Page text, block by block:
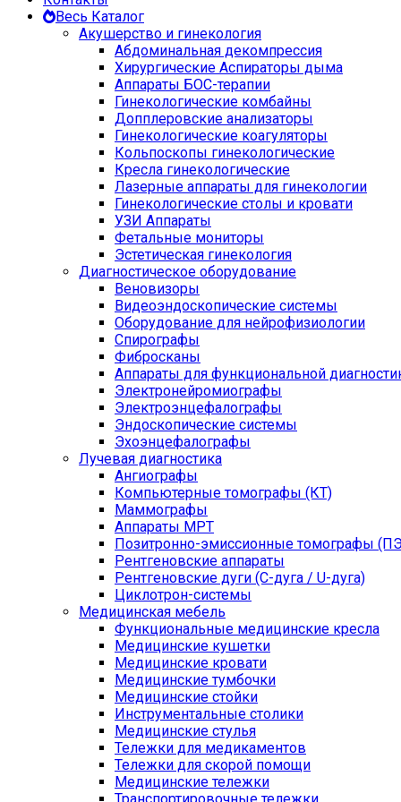
Весь Каталог
Акушерство и гинекология
Абдоминальная декомпрессия
Хирургические Аспираторы дыма
Аппараты БОС-терапии
Гинекологические комбайны
Допплеровские анализаторы
Гинекологические коагуляторы
Кольпоскопы гинекологические
Кресла гинекологические
Лазерные аппараты для гинекологии
Гинекологические столы и кровати
УЗИ Аппараты
Фетальные мониторы
Эстетическая гинекология
Диагностическое оборудование
Веновизоры
Видеоэндоскопические системы
Оборудование для нейрофизиологии
Спирографы
Фибросканы
Аппараты для функциональной
Электронейромиографы
Электроэнцефалографы
Эндоскопические системы
Эхоэнцефалографы
Лучевая диагностика
Ангиографы
Компьютерные томографы (КТ)
Маммографы
Аппараты МРТ
Позитронно-эмиссионные томографы
Рентгеновские аппараты
Рентгеновские дуги (С-дуга / U-дуга)
Циклотрон-системы
Медицинская мебель
Функциональные медицинские кресла
Медицинские кушетки
Медицинские кровати
Медицинские тумбочки
Медицинские стойки
Инструментальные столики
Медицинские стулья
Тележки для медикаментов
Тележки для скорой помощи
Медицинские тележки